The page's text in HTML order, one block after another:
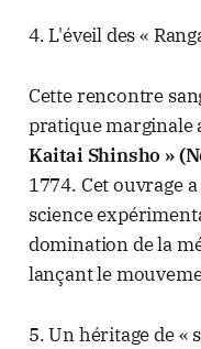
4. L'éveil des «
Cette rencontre
pratique marginale
Kaitai Shinsho »
1774. Cet ouvrage
science
domination de la
lançant le
5. Un héritage de «